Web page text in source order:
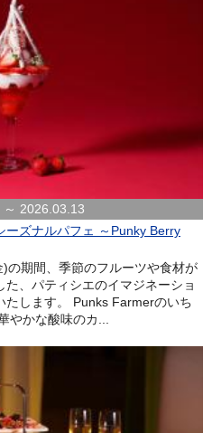
2026.03.13
ーズナルパフェ ～Punky Berry
の期間、季節のフルーツや食材が
、パティシエのイマジネーショ
たします。 Punks Farmerのいち
やかな酸味のカ...